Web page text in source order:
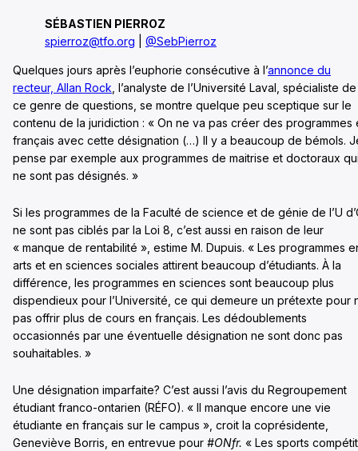
SÉBASTIEN PIERROZ
spierroz@tfo.org
@SebPierroz
Quelques jours après l’euphorie consécutive à l’annonce du
recteur, Allan Rock , l’analyste de l’Université Laval, spécialiste de
ce genre de questions, se montre quelque peu sceptique sur le
contenu de la juridiction : « On ne va pas créer des programmes
français avec cette désignation (…) Il y a beaucoup de bémols.
pense par exemple aux programmes de maitrise et doctoraux
ne sont pas désignés. »
Si les programmes de la Faculté de science et de génie de l’U
ne sont pas ciblés par la Loi 8, c’est aussi en raison de leur
« manque de rentabilité », estime M. Dupuis. « Les programmes
arts et en sciences sociales attirent beaucoup d’étudiants. À la
différence, les programmes en sciences sont beaucoup plus
dispendieux pour l’Université, ce qui demeure un prétexte pour
pas offrir plus de cours en français. Les dédoublements
occasionnés par une éventuelle désignation ne sont donc pas
souhaitables. »
Une désignation imparfaite? C’est aussi l’avis du Regroupement
étudiant franco-ontarien (RÉFO). « Il manque encore une vie
étudiante en français sur le campus », croit la coprésidente,
Geneviève Borris, en entrevue pour #ONfr. « Les sports